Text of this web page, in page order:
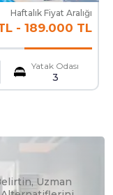
Haftalık Fiyat Aralığı
- 189.000 TL
Yatak Odası
3
Uzman